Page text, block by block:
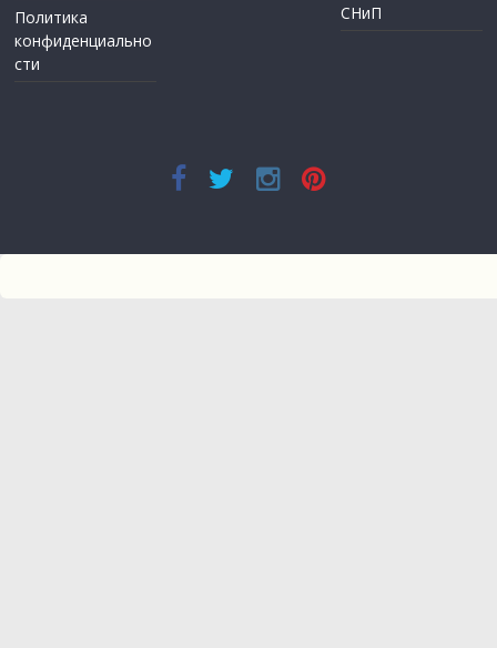
Политика
конфиденциально
сти
СНиП